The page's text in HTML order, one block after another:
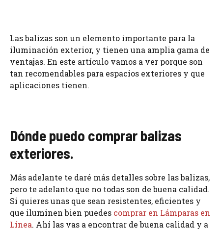
Las balizas son un elemento importante para la
iluminación exterior, y tienen una amplia gama de
ventajas. En este artículo vamos a ver porque son
tan recomendables para espacios exteriores y que
aplicaciones tienen.
Dónde puedo comprar balizas
exteriores.
Más adelante te daré más detalles sobre las balizas,
pero te adelanto que no todas son de buena calidad.
Si quieres unas que sean resistentes, eficientes y
que iluminen bien puedes comprar en Lámparas en
Línea. Ahí las vas a encontrar de buena calidad y a